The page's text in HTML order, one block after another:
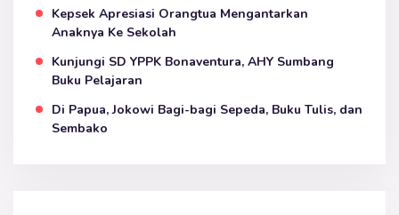
Kepsek Apresiasi Orangtua Mengantarkan
Anaknya Ke Sekolah
Kunjungi SD YPPK Bonaventura, AHY Sumbang
Buku Pelajaran
Di Papua, Jokowi Bagi-bagi Sepeda, Buku Tulis, dan
Sembako